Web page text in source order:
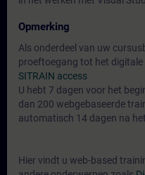
Opmerking
Als onderdeel van uw
proeftoegang tot het
SITRAIN access
U hebt 7 dagen voor het
dan 200 webgebaseerde
automatisch 14 dagen na
Hier vindt u web-based